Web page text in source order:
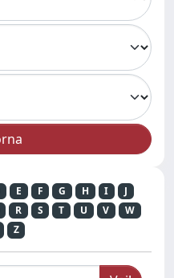
E F G H I
J
R S T U V
W
Z